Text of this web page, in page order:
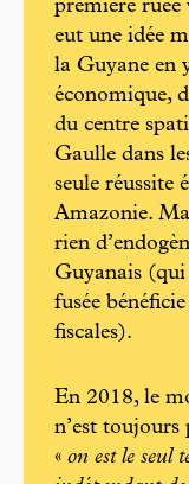
première
eut une idée
la Guyane en
économique,
du centre
Gaulle dans
seule réussite
Amazonie.
rien
Guyanais (qui
fusée
fiscales).
En 2018, le
n’est toujours
« on est le seul